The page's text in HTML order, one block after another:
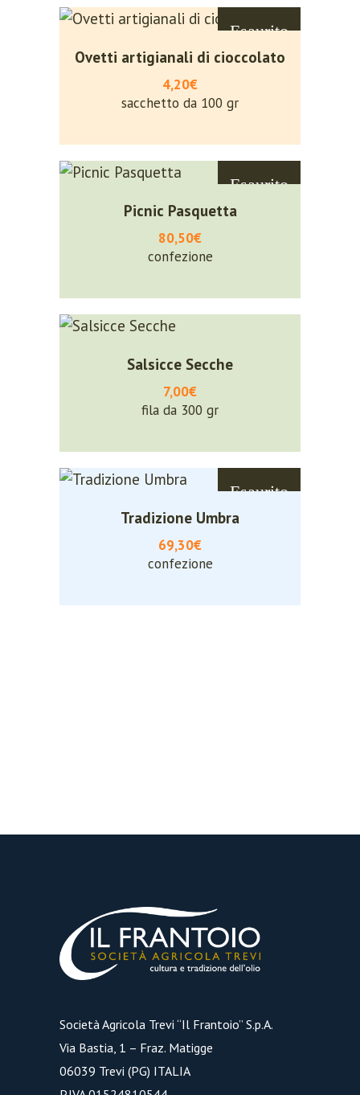
Esaurito
Ovetti artigianali di cioccolato
4,20€
sacchetto da 100 gr
Esaurito
Picnic Pasquetta
80,50€
confezione
Salsicce Secche
7,00€
fila da 300 gr
Esaurito
Tradizione Umbra
69,30€
confezione
Società Agricola Trevi “Il Frantoio” S.p.A.
Via Bastia, 1 – Fraz. Matigge
06039 Trevi (PG) ITALIA